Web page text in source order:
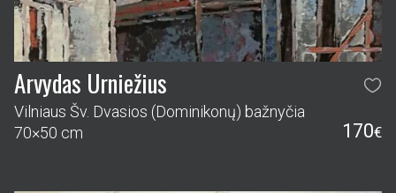
Arvydas Urniežius
Vilniaus Šv. Dvasios (Dominikonų) bažnyčia
70×50 cm
170€